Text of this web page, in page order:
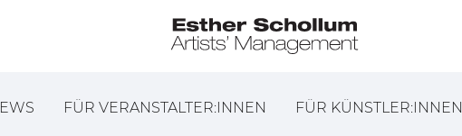
FÜR VERANSTALTER:INNEN FÜR KÜNSTLER:INNEN